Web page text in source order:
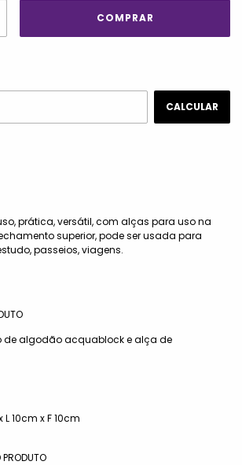
CALCULAR
prática, versátil, com alças para uso na
superior, pode ser usada para
passeios, viagens.
de algodão acquablock e alça de
10cm x F 10cm